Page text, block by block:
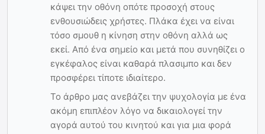
κάψει την οθόνη οπότε προσοχή στους
ενθουσιώδεις χρήστες. Πλάκα έχει να είναι
τόσο σμουθ η κίνηση στην οθόνη αλλά ως
εκεί. Από ένα σημείο και μετά που συνηθίζει ο
εγκέφαλος είναι καθαρά πλασιμπο και δεν
προσφέρει τίποτε ιδιαίτερο.
Το άρθρο μας ανεβάζει την ψυχολογία με ένα
ακόμη επιπλέον λόγο να δικαιολογεί την
αγορά αυτού του κινητού και για μια φορά